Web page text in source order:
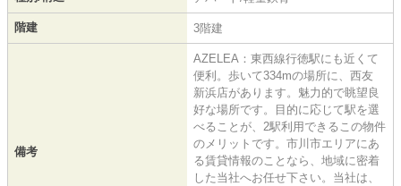
階建 3階建
備考
AZELEA：東西線行徳駅にも近くて
便利。歩いて334mの場所に、西友
新浜店があります。魅力的で眺望良
好な場所です。目的に応じて駅を選
べることが、2駅利用できるこの物件
のメリットです。市川市エリアにあ
る賃貸情報のことなら、地域に密着
した当社へお任せ下さい。当社は、